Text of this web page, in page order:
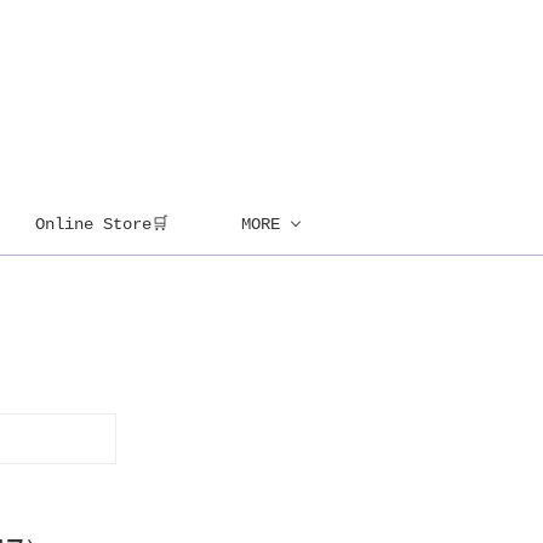
Online Store🛒 MORE